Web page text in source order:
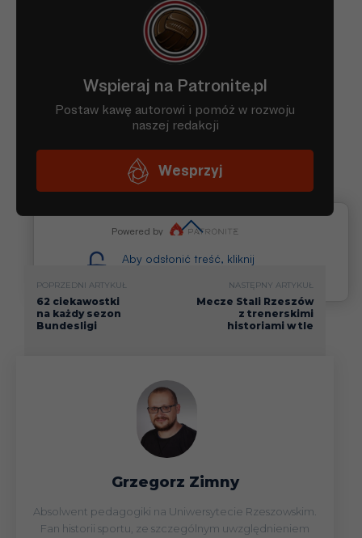
Aby odsłonić treść, kliknij
POPRZEDNI ARTYKUŁ
62 ciekawostki
na każdy sezon
Bundesligi
NASTĘPNY ARTYKUŁ
Mecze Stali Rzeszów
z trenerskimi
historiami w tle
Grzegorz Zimny
Absolwent pedagogiki na Uniwersytecie Rzeszowskim.
Fan historii sportu, ze szczególnym uwzględnieniem